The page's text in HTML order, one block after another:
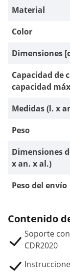
Material
Color
Dimensiones
Capacidad de
capacidad
Medidas (l. x
Peso
Dimensiones
x an. x al.)
Peso del envío
Contenido
Soporte
CDR2020